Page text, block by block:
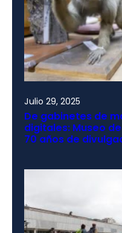
Julio 29, 2025
De gabinetes de
digitales: Museo
70 años de